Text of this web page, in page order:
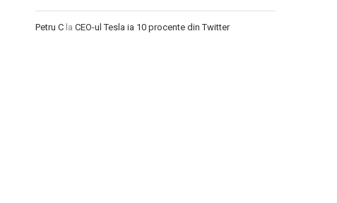
Petru C la CEO-ul Tesla ia 10 procente din Twitter